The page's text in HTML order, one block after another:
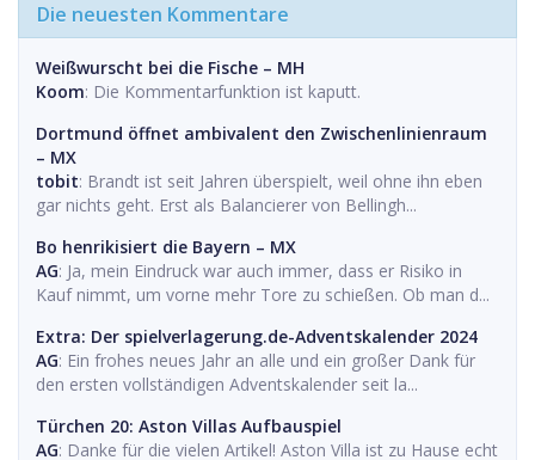
Die neuesten Kommentare
Weißwurscht bei die Fische – MH
Koom: Die Kommentarfunktion ist kaputt.
Dortmund öffnet ambivalent den Zwischenlinienraum
– MX
tobit: Brandt ist seit Jahren überspielt, weil ohne ihn eben
gar nichts geht. Erst als Balancierer von Bellingh...
Bo henrikisiert die Bayern – MX
AG: Ja, mein Eindruck war auch immer, dass er Risiko in
Kauf nimmt, um vorne mehr Tore zu schießen. Ob man d...
Extra: Der spielverlagerung.de-Adventskalender 2024
AG: Ein frohes neues Jahr an alle und ein großer Dank für
den ersten vollständigen Adventskalender seit la...
Türchen 20: Aston Villas Aufbauspiel
AG: Danke für die vielen Artikel! Aston Villa ist zu Hause echt